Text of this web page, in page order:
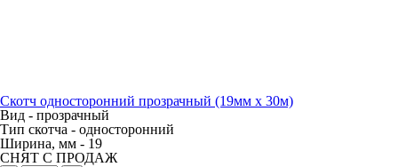
Скотч односторонний прозрачный (19мм х 30м)
Вид - прозрачный
Тип скотча - односторонний
Ширина, мм - 19
СНЯТ С ПРОДАЖ